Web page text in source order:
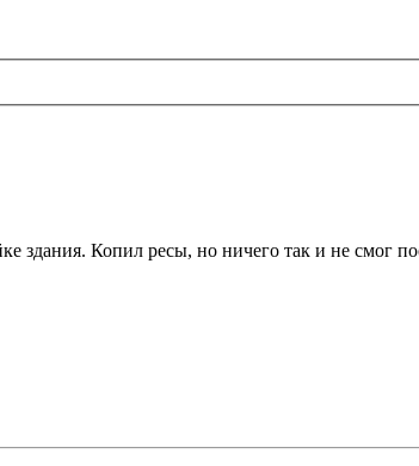
здания. Копил ресы, но ничего так и не смог